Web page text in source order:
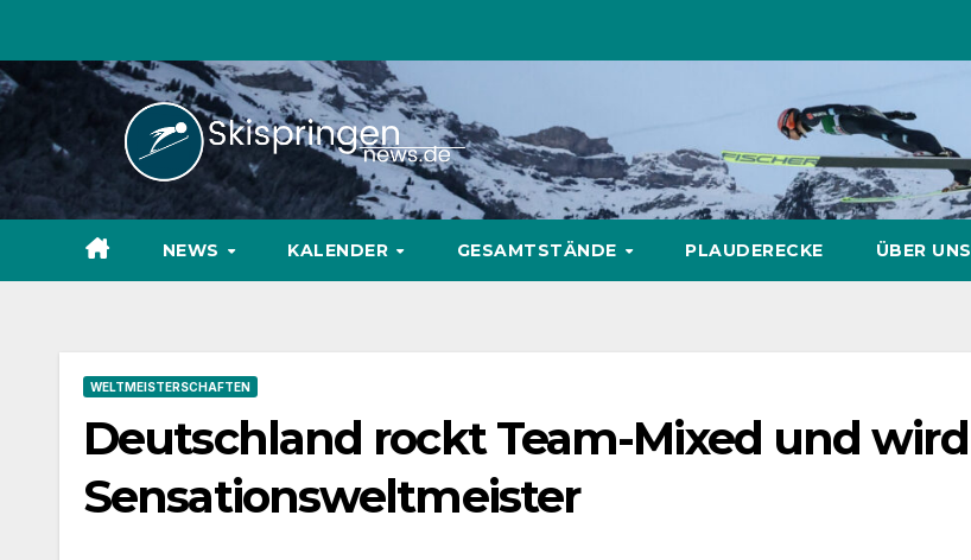
springen
NEWS KALENDER GESAMTSTÄNDE PLAUDERECKE ÜBER UNS
WELTMEISTERSCHAFTEN
Deutschland rockt Team-Mixed und wird
Sensationsweltmeister